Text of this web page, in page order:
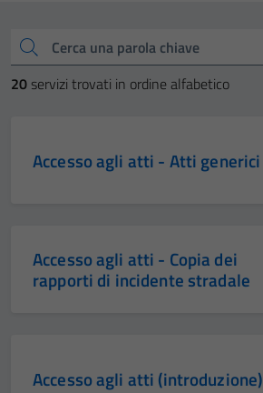
Cerca una parola chiave
20 servizi trovati in ordine alfabetico
Accesso agli atti - Atti generici
Accesso agli atti - Copia dei
rapporti di incidente stradale
Accesso agli atti (introduzione)